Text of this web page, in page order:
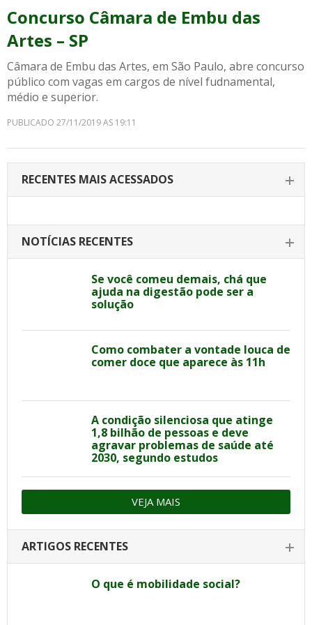
Concurso Câmara de Embu das
Artes – SP
Câmara de Embu das Artes, em São Paulo, abre concurso
público com vagas em cargos de nível fudnamental,
médio e superior.
PUBLICADO 27/11/2019 AS 19:11
RECENTES MAIS ACESSADOS
NOTÍCIAS RECENTES
Se você comeu demais, chá que
ajuda na digestão pode ser a
solução
Como combater a vontade louca de
comer doce que aparece às 11h
A condição silenciosa que atinge
1,8 bilhão de pessoas e deve
agravar problemas de saúde até
2030, segundo estudos
VEJA MAIS
ARTIGOS RECENTES
O que é mobilidade social?